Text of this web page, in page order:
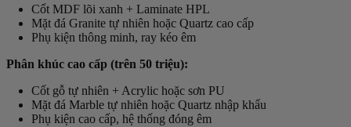
Cốt MDF lõi xanh + Laminate HPL
Mặt đá Granite tự nhiên hoặc Quartz cao cấp
Phụ kiện thông minh, ray kéo êm
Phân khúc cao cấp (trên 50 triệu):
Cốt gỗ tự nhiên + Acrylic hoặc sơn PU
Mặt đá Marble tự nhiên hoặc Quartz nhập khẩu
Phụ kiện cao cấp, hệ thống đóng êm